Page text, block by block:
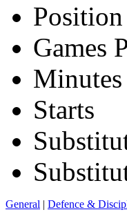
Position
Games
Minutes
Starts
General | Defence &